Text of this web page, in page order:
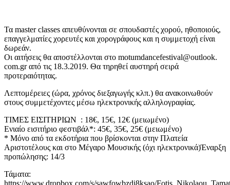
Τα master classes απευθύνονται σε σπουδαστές χορού, ηθοποιούς,
επαγγελματίες χορευτές και χορογράφους και η συμμετοχή είναι
δωρεάν.
Οι αιτήσεις θα αποστέλλονται στο motumdancefestival@outlook.
com.gr από τις 18.3.2019. Θα τηρηθεί αυστηρή σειρά
προτεραιότητας.
Λεπτομέρειες (ώρα, χρόνος διεξαγωγής κλπ.) θα ανακοινωθούν
στους συμμετέχοντες μέσω ηλεκτρονικής αλληλογραφίας.
ΤΙΜΕΣ ΕΙΣΙΤΗΡΙΩΝ : 18€, 15€, 12€ (μειωμένο)
Ενιαίο εισιτήριο φεστιβάλ*: 45€, 35€, 25€ (μειωμένο)
* Μόνο από τα εκδοτήρια που βρίσκονται στην Πλατεία
Αριστοτέλους και στο Μέγαρο Μουσικής (όχι ηλεκτρονικά)Έναρξη
προπώλησης: 14/3
Τάματα: